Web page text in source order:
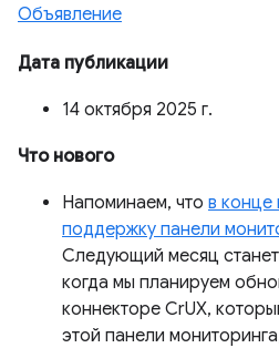
Объявление
Дата публикации
14 октября 2025 г.
Что нового
Напоминаем, что в
поддержку панели
Следующий месяц
когда мы планируем
коннекторе CrUX,
этой панели